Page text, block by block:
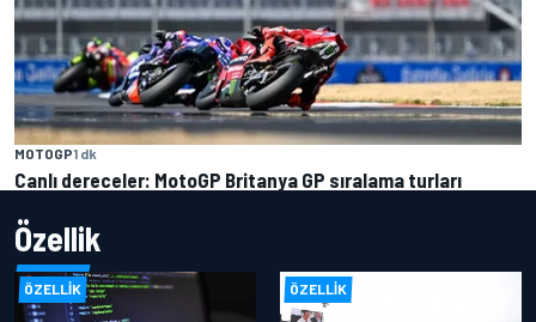
MOTOGP1 dk
Canlı dereceler: MotoGP Britanya GP sıralama turları
Özellik
ÖZELLIK ÖZELLIK